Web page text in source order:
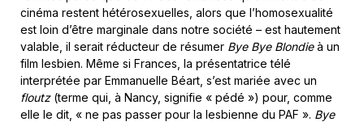
cinéma restent hétérosexuelles, alors que l’homosexualité
est loin d’être marginale dans notre société – est hautement
valable, il serait réducteur de résumer Bye Bye Blondieà un
film lesbien. Même si Frances, la présentatrice télé
interprétée par Emmanuelle Béart, s’est mariée avec un
floutz(terme qui, à Nancy, signifie « pédé ») pour, comme
elle le dit, « ne pas passer pour la lesbienne du PAF ». Bye